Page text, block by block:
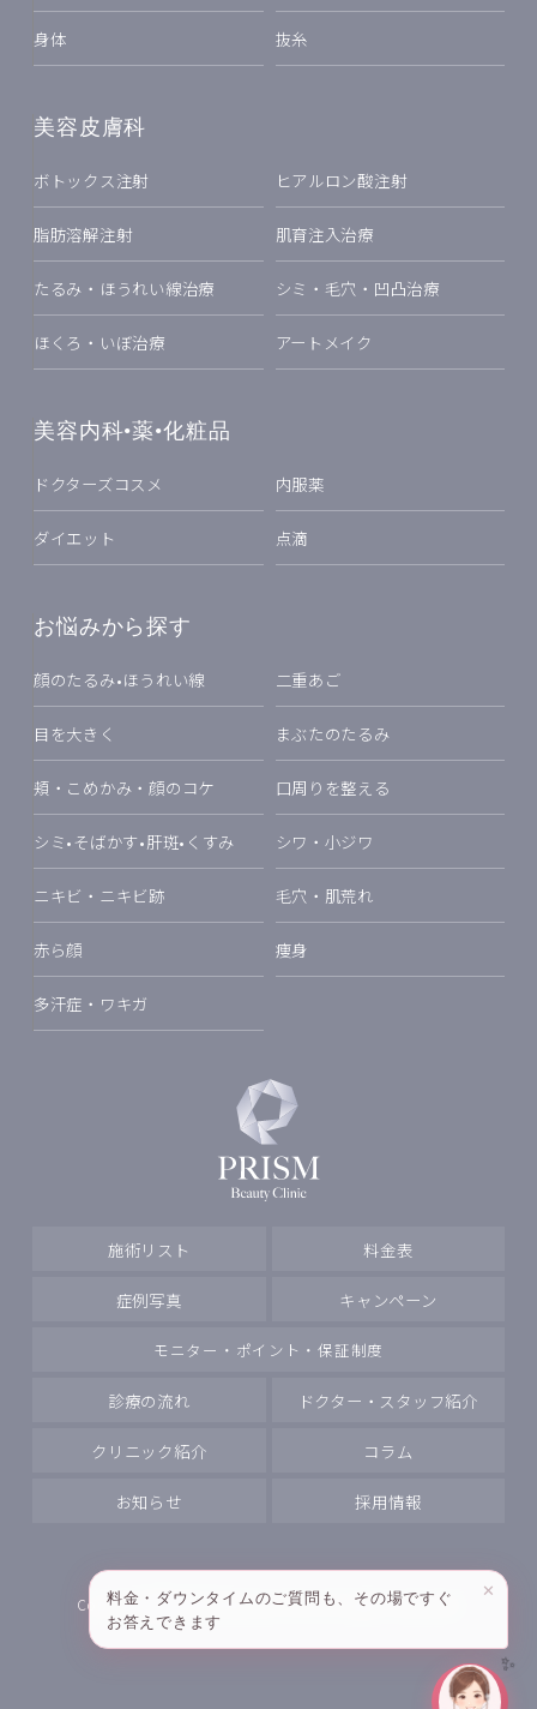
身体 抜糸
美容皮膚科
ボトックス注射 ヒアルロン酸注射
脂肪溶解注射 肌育注入治療
たるみ・ほうれい線治療 シミ・毛穴・凹凸治療
ほくろ・いぼ治療 アートメイク
美容内科•薬•化粧品
ドクターズコスメ 内服薬
ダイエット 点滴
お悩みから探す
顔のたるみ•ほうれい線 二重あご
目を大きく まぶたのたるみ
頬・こめかみ・顔のコケ 口周りを整える
シミ•そばかす•肝斑•くすみ シワ・小ジワ
ニキビ・ニキビ跡 毛穴・肌荒れ
赤ら顔 痩身
多汗症・ワキガ
施術リスト 料金表
症例写真 キャンペーン
モニター・ポイント・保証制度
診療の流れ ドクター・スタッフ紹介
クリニック紹介 コラム
お知らせ 採用情報
Copyright PRISM Beauty Clinic All rights reserved.
✨
料金・ダウンタイムのご質問も、その場ですぐ
お答えできます
✕